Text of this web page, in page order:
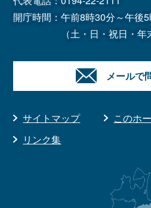
開庁時間：午前8時30分～午後
（土・日・祝日・年
メールで
サイトマップ
このホ
リンク集